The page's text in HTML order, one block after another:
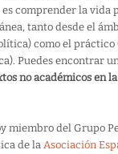
comprender la vida
tanto desde el
como el práctico
Puedes encontrar
no académicos en
miembro del Grupo
de la Asociación